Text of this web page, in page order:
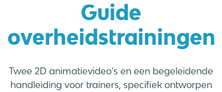
Guide
overheidstrainingen
Twee 2D animatievideo’s en een begeleidende
handleiding voor trainers, specifiek ontworpen